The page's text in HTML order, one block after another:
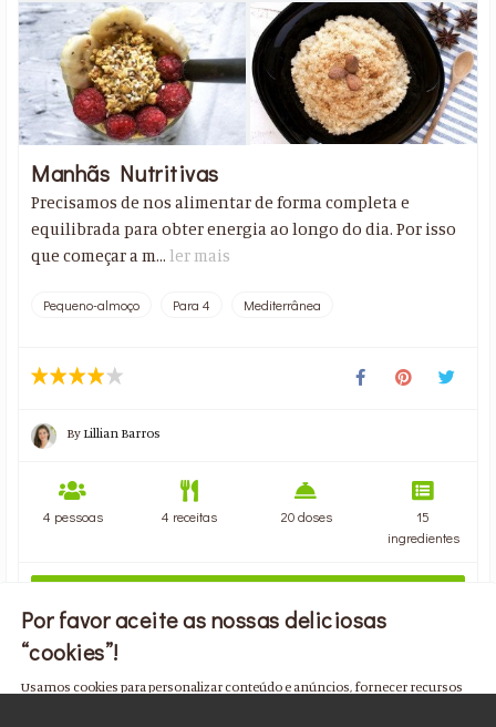
Manhãs Nutritivas
Precisamos de nos alimentar de forma completa e
equilibrada para obter energia ao longo do dia. Por isso
que começar a m... ler mais
Pequeno-almoço Para 4 Mediterrânea
By Lillian Barros
4 pessoas 4 receitas 20 doses
15
ingredientes
Por favor aceite as nossas deliciosas
“cookies”!
Usamos cookies para personalizar conteúdo e anúncios, fornecer recursos